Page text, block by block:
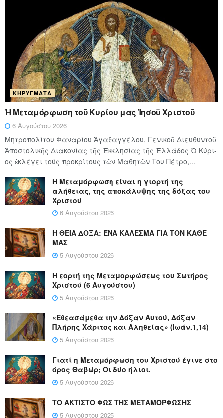
ΚΗΡΎΓΜΑΤΑ
Ἡ Μεταμόρφωση τοῦ Κυρίου μας Ἰησοῦ Χριστοῦ
6 Αυγούστου 2026
Μητροπολίτου Φαναρίου Ἀγαθαγγέλου, Γενικοῦ Διευθυντοῦ
Ἀποστολικῆς Διακονίας τῆς Ἐκκλησίας τῆς Ἑλλάδος Ὁ Κύ­ρι­
ος ἐκλέγει τούς προ­κρί­τους τῶν Μα­θη­τῶν Του Πέ­τρο,...
Η Μεταμόρφωση είναι η γιορτή της
αλήθειας, της αποκάλυψης της δόξας του
Χριστού
6 Αυγούστου 2026
Η ΘΕΙΑ ΔΟΞΑ: ΈΝΑ ΚΑΛΕΣΜΑ ΓΙΑ ΤΟΝ ΚΑΘΕ
ΜΑΣ
5 Αυγούστου 2026
Η εορτή της Μεταμορφώσεως του Σωτήρος
Χριστού (6 Αυγούστου)
5 Αυγούστου 2026
«Εθεασάμεθα την Δόξαν Αυτού, Δόξαν
Πλήρης Χάριτος και Αληθείας» (Ιωάν.1,14)
5 Αυγούστου 2026
Γιατί η Μεταμόρφωση του Χριστού έγινε στο
όρος Θαβώρ; Οι δύο ήλιοι.
5 Αυγούστου 2026
ΤΟ ΑΚΤΙΣΤΟ ΦΩΣ ΤΗΣ ΜΕΤΑΜΟΡΦΩΣΗΣ
5 Αυγούστου 2025